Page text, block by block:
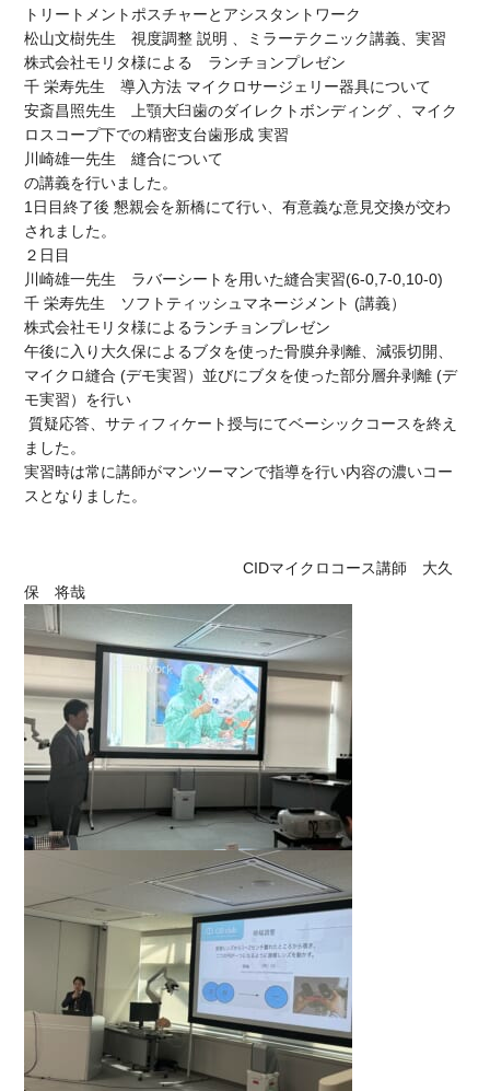
トリートメントポスチャーとアシスタントワーク
松山文樹先生 視度調整 説明 、ミラーテクニック講義、実習
株式会社モリタ様による ランチョンプレゼン
千 栄寿先生 導入方法 マイクロサージェリー器具について
安斎昌照先生 上顎大臼歯のダイレクトボンディング 、マイク
ロスコープ下での精密支台歯形成 実習
川崎雄一先生 縫合について
の講義を行いました。
1日目終了後 懇親会を新橋にて行い、有意義な意見交換が交わ
されました。
２日目
川崎雄一先生 ラバーシートを用いた縫合実習(6-0,7-0,10-0)
千 栄寿先生 ソフトティッシュマネージメント (講義）
株式会社モリタ様によるランチョンプレゼン
午後に入り大久保によるブタを使った骨膜弁剥離、減張切開、
マイクロ縫合 (デモ実習）並びにブタを使った部分層弁剥離 (デ
モ実習）を行い
質疑応答、サティフィケート授与にてベーシックコースを終え
ました。
実習時は常に講師がマンツーマンで指導を行い内容の濃いコー
スとなりました。
CIDマイクロコース講師 大久
保 将哉